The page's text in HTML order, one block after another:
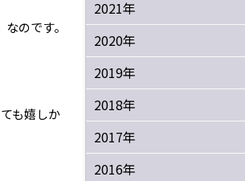
のです。
も嬉しか
2021年
2020年
2019年
2018年
2017年
2016年